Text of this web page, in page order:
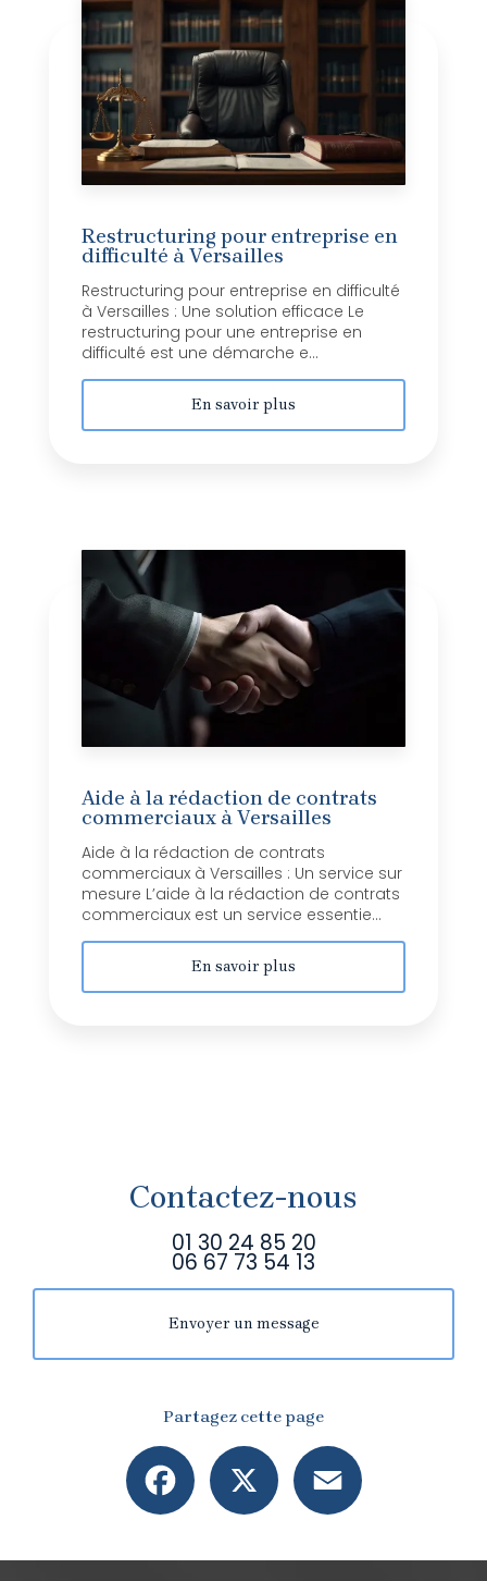
Restructuring pour entreprise en
difficulté à Versailles
Restructuring pour entreprise en difficulté
à Versailles : Une solution efficace Le
restructuring pour une entreprise en
difficulté est une démarche e...
En savoir plus
Aide à la rédaction de contrats
commerciaux à Versailles
Aide à la rédaction de contrats
commerciaux à Versailles : Un service sur
mesure L’aide à la rédaction de contrats
commerciaux est un service essentie...
En savoir plus
Contactez-nous
01 30 24 85 20
06 67 73 54 13
Envoyer un message
Partagez cette page
Facebook